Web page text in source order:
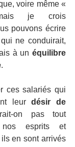
voire même «
je crois
pouvons écrire
ne conduirait,
à un équilibre
.
ces salariés qui
leur désir de
on pas tout
nos esprits et
en sont arrivés